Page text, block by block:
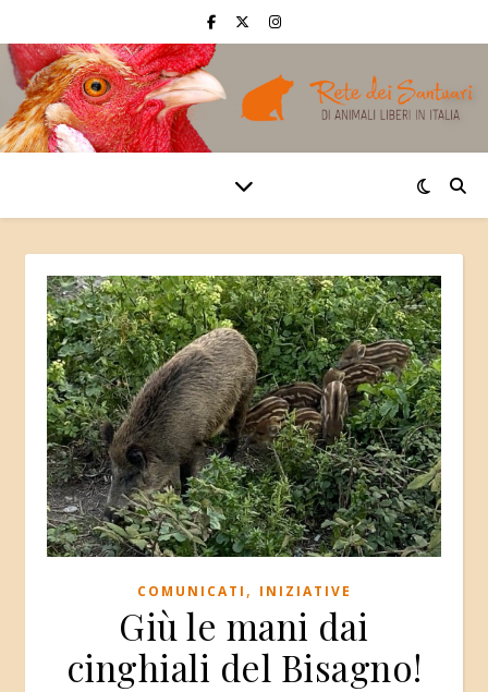
COMUNICATI , INIZIATIVE
Giù le mani dai
cinghiali del Bisagno!